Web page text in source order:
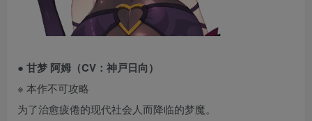
● 甘梦 阿姆（CV：神戸日向）
※ 本作不可攻略
为了治愈疲倦的现代社会人而降临的梦魔。